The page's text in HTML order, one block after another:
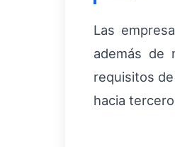
Las
además de
requisitos
hacia